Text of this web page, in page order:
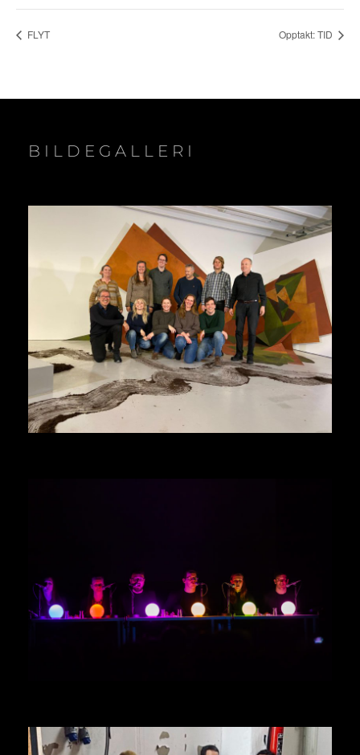
FLYT Opptakt: TID
BILDEGALLERI